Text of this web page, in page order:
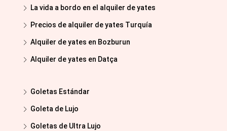
La vida a bordo en el alquiler de yates
Precios de alquiler de yates Turquía
Alquiler de yates en Bozburun
Alquiler de yates en Datça
Goletas Estándar
Goleta de Lujo
Goletas de Ultra Lujo